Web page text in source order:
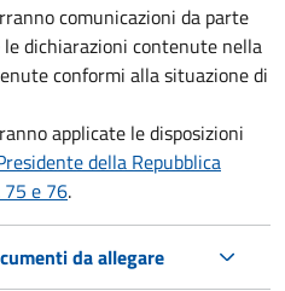
comunicazioni da parte
dichiarazioni contenute nella
conformi alla situazione di
applicate le disposizioni
della Repubblica
e 76.
da allegare